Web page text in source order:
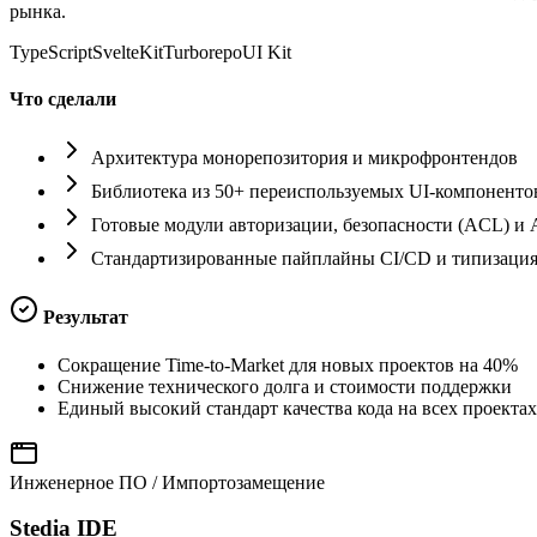
рынка.
TypeScriptSvelteKitTurborepoUI Kit
Что сделали
Архитектура монорепозитория и микрофронтендов
Библиотека из 50+ переиспользуемых UI-
Готовые модули авторизации, безопасности (ACL) и
Стандартизированные пайплайны CI/CD и типизация
Результат
Сокращение Time-to-Market для новых проектов на 40%
Снижение технического долга и стоимости поддержки
Единый высокий стандарт качества кода на всех проектах
Инженерное ПО / Импортозамещение
Stedia IDE